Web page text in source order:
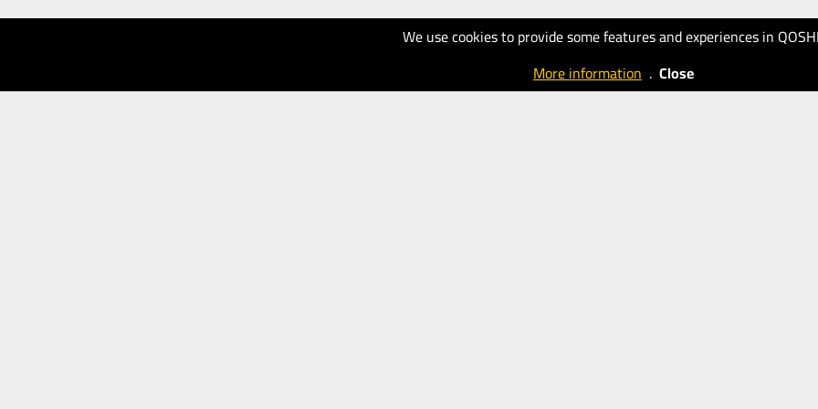
We use cookies to provide some features and experiences in
More information . Close